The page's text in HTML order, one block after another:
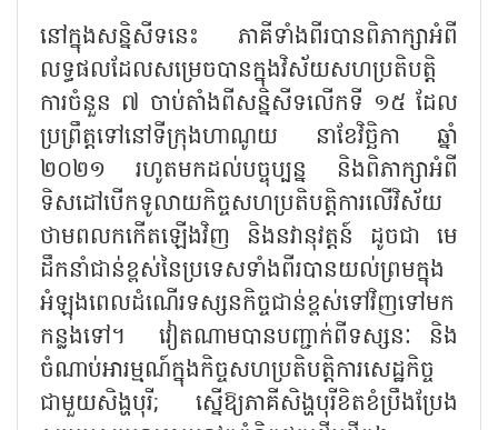
នៅក្នុងសន្និសីទនេះ ភាគីទាំងពីរបានពិភាក្សាអំពី
លទ្ធផលដែលសម្រេចបានក្នុងវិស័យសហប្រតិបត្តិ
ការចំនួន ៧ ចាប់តាំងពីសន្និសីទលើកទី ១៥ ដែល
ប្រព្រឹត្តទៅនៅទីក្រុងហាណូយ នាខែវិច្ឆិកា ឆ្នាំ
២០២១ រហូតមកដល់បច្ចុប្បន្ន និងពិភាក្សាអំពី
ទិសដៅបើកទូលាយកិច្ចសហប្រតិបត្តិការលើវិស័យ
ថាមពលកកើតឡើងវិញ និងនវានុវត្តន៍ ដូចជា មេ
ដឹកនាំជាន់ខ្ពស់នៃប្រទេសទាំងពីរបានយល់ព្រមក្នុង
អំឡុងពេលដំណើរទស្សនកិច្ចជាន់ខ្ពស់ទៅវិញទៅមក
កន្លងទៅ។ វៀតណាមបានបញ្ជាក់ពីទស្សនៈ និង
ចំណាប់អារម្មណ៍ក្នុងកិច្ចសហប្រតិបត្តិការសេដ្ឋកិច្ច
ជាមួយសិង្ហបុរី; ស្នើឱ្យភាគីសិង្ហបុរីខិតខំប្រឹងប្រែង